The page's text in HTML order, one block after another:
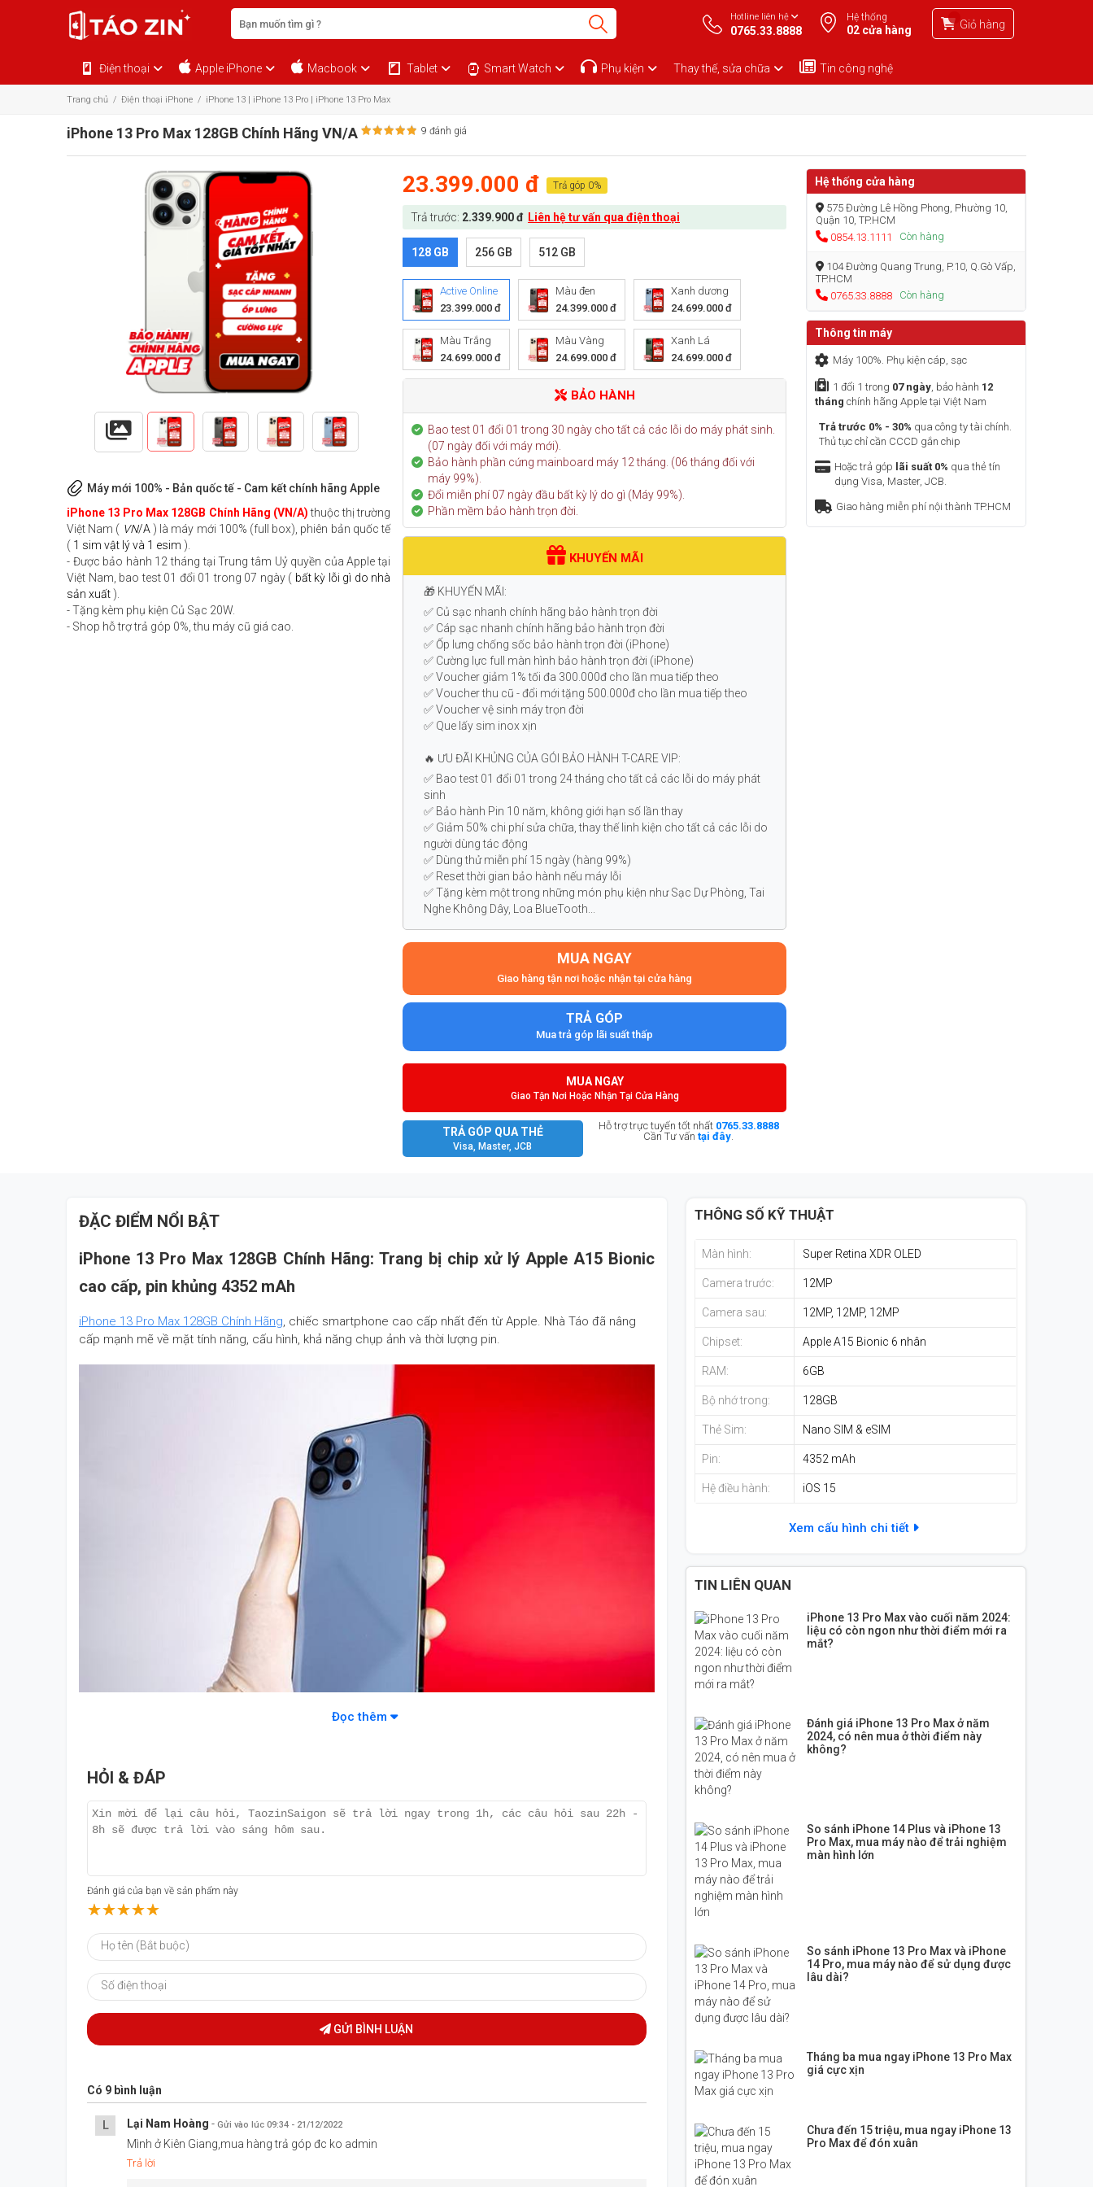
Giỏ hàng
Hệ thống
02 cửa hàng
Hotline liên hệ
0765.33.8888
Điện thoại Apple iPhone Macbook Tablet Smart Watch Phụ kiện Thay thế, sửa chữa Tin công nghệ
Trang chủ / Điện thoại iPhone / iPhone 13 | iPhone 13 Pro | iPhone 13 Pro Max
iPhone 13 Pro Max 128GB Chính Hãng VN/A 9 đánh giá
Máy mới 100% - Bản quốc tế - Cam kết chính hãng Apple
iPhone 13 Pro Max 128GB Chính Hãng (VN/A)thuộc thị trường
Việt Nam ( VN/A ) là máy mới 100% (full box), phiên bản quốc tế
( 1 sim vật lý và 1 esim ).
- Được bảo hành 12 tháng tại Trung tâm Uỷ quyền của Apple tại
Việt Nam, bao test 01 đổi 01 trong 07 ngày ( bất kỳ lỗi gì do nhà
sản xuất ).
- Tặng kèm phụ kiện Củ Sạc 20W.
- Shop hỗ trợ trả góp 0%, thu máy cũ giá cao.
23.399.000 đ Trả góp 0%
Trả trước: 2.339.900 đ Liên hệ tư vấn qua điện thoại
128 GB 256 GB 512 GB
Active Online
23.399.000 đ
Màu đen
24.399.000 đ
Xanh dương
24.699.000 đ
Màu Trắng
24.699.000 đ
Màu Vàng
24.699.000 đ
Xanh Lá
24.699.000 đ
BẢO HÀNH
Bao test 01 đổi 01 trong 30 ngày cho tất cả các lỗi do máy phát sinh.
(07 ngày đối với máy mới).
Bảo hành phần cứng mainboard máy 12 tháng. (06 tháng đối với
máy 99%).
Đổi miễn phí 07 ngày đầu bất kỳ lý do gì (Máy 99%).
Phần mềm bảo hành trọn đời.
KHUYẾN MÃI
🎁 KHUYẾN MÃI:
✅ Củ sạc nhanh chính hãng bảo hành trọn đời
✅ Cáp sạc nhanh chính hãng bảo hành trọn đời
✅ Ốp lưng chống sốc bảo hành trọn đời (iPhone)
✅ Cường lực full màn hình bảo hành trọn đời (iPhone)
✅ Voucher giảm 1% tối đa 300.000đ cho lần mua tiếp theo
✅ Voucher thu cũ - đổi mới tặng 500.000đ cho lần mua tiếp theo
✅ Voucher vệ sinh máy trọn đời
✅ Que lấy sim inox xịn
🔥 ƯU ĐÃI KHỦNG CỦA GÓI BẢO HÀNH T-CARE VIP:
✅ Bao test 01 đổi 01 trong 24 tháng cho tất cả các lỗi do máy phát
sinh
✅ Bảo hành Pin 10 năm, không giới hạn số lần thay
✅ Giảm 50% chi phí sửa chữa, thay thế linh kiện cho tất cả các lỗi do
người dùng tác động
✅ Dùng thử miễn phí 15 ngày (hàng 99%)
✅ Reset thời gian bảo hành nếu máy lỗi
✅ Tặng kèm một trong những món phụ kiện như Sạc Dự Phòng, Tai
Nghe Không Dây, Loa BlueTooth...
MUA NGAY
Giao hàng tận nơi hoặc nhận tại cửa hàng
TRẢ GÓP
Mua trả góp lãi suất thấp
MUA NGAY
Giao Tận Nơi Hoặc Nhận Tại Cửa Hàng
TRẢ GÓP QUA THẺ
Visa, Master, JCB
Hỗ trợ trực tuyến tốt nhất 0765.33.8888
Cần Tư vấntại đây.
Hệ thống cửa hàng
575 Đường Lê Hồng Phong, Phường 10,
Quận 10, TP.HCM
0854.13.1111
Còn hàng
104 Đường Quang Trung, P.10, Q.Gò Vấp,
TP.HCM
0765.33.8888
Còn hàng
Thông tin máy
Máy 100%. Phụ kiện cáp, sạc
1 đổi 1 trong 07 ngày, bảo hành 12
tháng chính hãng Apple tại Việt Nam
Trả trước 0% - 30% qua công ty tài chính.
Thủ tục chỉ cần CCCD gắn chip
Hoặc trả góp lãi suất 0% qua thẻ tín
dụng Visa, Master, JCB.
Giao hàng miễn phí nội thành TP.HCM
ĐẶC ĐIỂM NỔI BẬT
iPhone 13 Pro Max 128GB Chính Hãng: Trang bị chip xử lý Apple A15 Bionic
cao cấp, pin khủng 4352 mAh
iPhone 13 Pro Max 128GB Chính Hãng, chiếc smartphone cao cấp nhất đến từ Apple. Nhà Táo đã nâng
cấp mạnh mẽ về mặt tính năng, cấu hình, khả năng chụp ảnh và thời lượng pin.
iPhone 13 Pro Max 128GB Chính Hãng là hàng nguyên seal, bảo hành lên đến 12 tháng.
Đánh giá thiết kế và màn hình iPhone 13 Pro Max 128GB Chính Hãng
tăng lên so với model cũ.
Đọc thêm
HỎI & ĐÁP
Đánh giá của bạn về sản phẩm này
☆☆☆☆☆
★★★★★
GỬI BÌNH LUẬN
Có 9 bình luận
L Lại Nam Hoàng - Gửi vào lúc 09:34 - 21/12/2022
Mình ở Kiên Giang,mua hàng trả góp đc ko admin
Trả lời
THÔNG SỐ KỸ THUẬT
Màn hình: Super Retina XDR OLED
Camera trước: 12MP
Camera sau: 12MP, 12MP, 12MP
Chipset: Apple A15 Bionic 6 nhân
RAM: 6GB
Bộ nhớ trong: 128GB
Thẻ Sim: Nano SIM & eSIM
Pin: 4352 mAh
Hệ điều hành: iOS 15
Xem cấu hình chi tiết
TIN LIÊN QUAN
iPhone 13 Pro Max vào cuối năm 2024:
liệu có còn ngon như thời điểm mới ra
mắt?
Đánh giá iPhone 13 Pro Max ở năm
2024, có nên mua ở thời điểm này
không?
So sánh iPhone 14 Plus và iPhone 13
Pro Max, mua máy nào để trải nghiệm
màn hình lớn
So sánh iPhone 13 Pro Max và iPhone
14 Pro, mua máy nào để sử dụng được
lâu dài?
Tháng ba mua ngay iPhone 13 Pro Max
giá cực xịn
Chưa đến 15 triệu, mua ngay iPhone 13
Pro Max để đón xuân